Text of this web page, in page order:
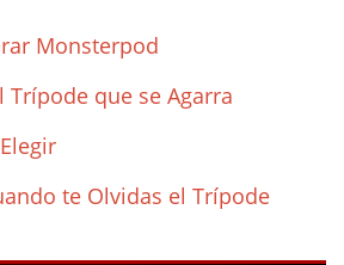
Monsterpod
Trípode que se Agarra
te Olvidas el Trípode